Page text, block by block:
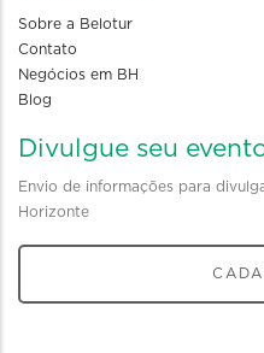
Sobre a Belotur
Contato
Negócios em BH
Blog
Divulgue seu
Envio de informações para
Horizonte